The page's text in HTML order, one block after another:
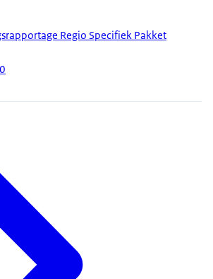
Regio Specifiek Pakket